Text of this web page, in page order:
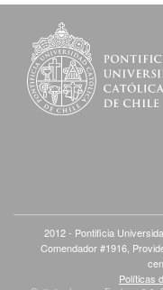
2012 - Pontificia
Comendador #1916,
Políticas